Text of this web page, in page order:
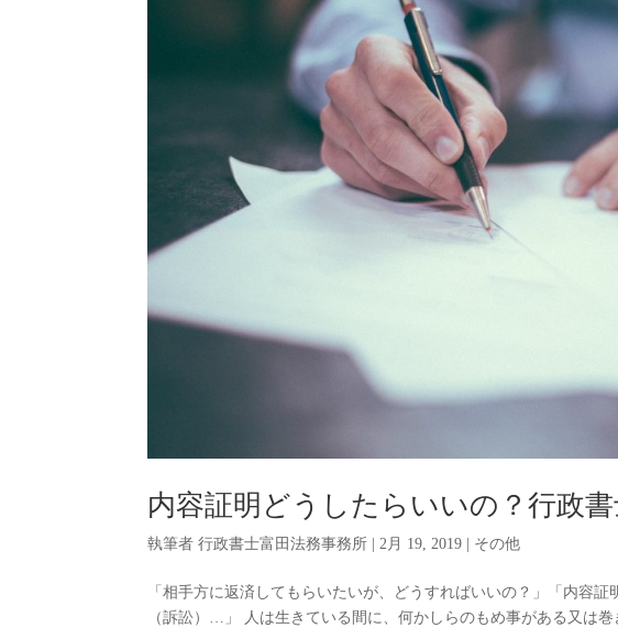
内容証明どうしたらいいの？行政
執筆者行政書士富田法務事務所 |2月 19, 2019 その他
「相手方に返済してもらいたいが、どうすればいいの？」「内容
（訴訟）…」 人は生きている間に、何かしらのもめ事がある又は